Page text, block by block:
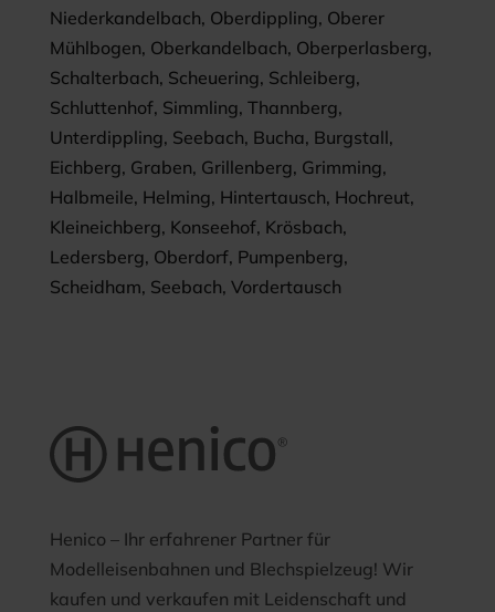
Niederkandelbach, Oberdippling, Oberer
Mühlbogen, Oberkandelbach, Oberperlasberg,
Schalterbach, Scheuering, Schleiberg,
Schluttenhof, Simmling, Thannberg,
Unterdippling, Seebach, Bucha, Burgstall,
Eichberg, Graben, Grillenberg, Grimming,
Halbmeile, Helming, Hintertausch, Hochreut,
Kleineichberg, Konseehof, Krösbach,
Ledersberg, Oberdorf, Pumpenberg,
Scheidham, Seebach, Vordertausch
Henico – Ihr erfahrener Partner für
Modelleisenbahnen und Blechspielzeug! Wir
kaufen und verkaufen mit Leidenschaft und